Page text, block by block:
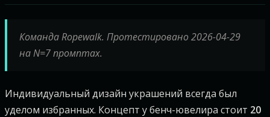
Команда Ropewalk. Протестировано 2026-04-29
на N=7 промптах.
Индивидуальный дизайн украшений всегда был
уделом избранных. Концепт у бенч-ювелира стоит 20